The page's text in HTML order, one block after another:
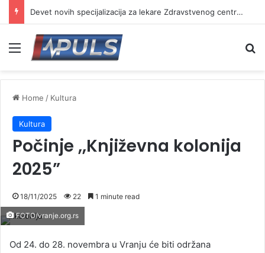
Devet novih specijalizacija za lekare Zdravstvenog centra Vranje
Menu
Home / Kultura
Kultura
Počinje ,,Književna kolonija
2025”
18/11/2025 22 1 minute read
FOTO/vranje.org.rs
Od 24. do 28. novembra u Vranju će biti održana